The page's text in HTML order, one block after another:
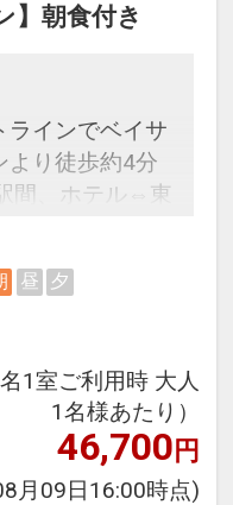
】朝食付き
ラインでベイサ
より徒歩約4分
間、ホテル⇔東
いただけま
はホテルホー
くかお問い合
がセットになっ
朝食付き＞プラ
昼 夕
1室ご利用時 大人
1名様あたり）
46,700円
月09日16:00時点)